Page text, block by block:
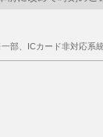
部、ICカード非対応系